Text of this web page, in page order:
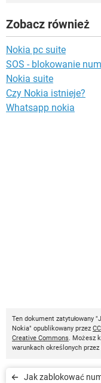
Zobacz również
Nokia pc suite
SOS - blokowanie
Nokia suite
Czy Nokia istnieje?
Whatsapp nokia
Ten dokument zatytułowany
Nokia" opublikowany przez
Creative Commons. Możesz
warunkach określonych
Jak zablokować